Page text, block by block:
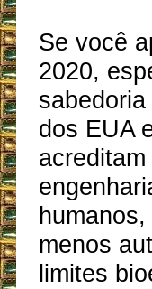
Se você
2020,
dos EUA
menos
limites